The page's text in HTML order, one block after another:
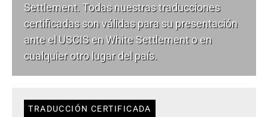
Settlement. Todas nuestras traducciones
certificadas son válidas para su presentación
ante el USCIS en White Settlement o en
cualquier otro lugar del país.
TRADUCCIÓN CERTIFICADA